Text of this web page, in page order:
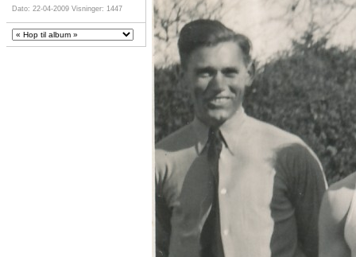
Dato: 22-04-2009 Visninger: 1447